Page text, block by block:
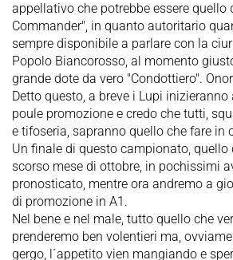
appellativo che potrebbe essere quello
Commander", in quanto autoritario
sempre disponibile a parlare con la
Popolo Biancorosso, al momento
grande dote da vero "Condottiero".
Detto questo, a breve i Lupi inizieranno
poule promozione e credo che tutti,
e tifoseria, sapranno quello che fare in
Un finale di questo campionato, quello
scorso mese di ottobre, in pochissimi
pronosticato, mentre ora andremo a
di promozione in A1.
Nel bene e nel male, tutto quello che
prenderemo ben volentieri ma,
gergo, l´appetito vien mangiando e